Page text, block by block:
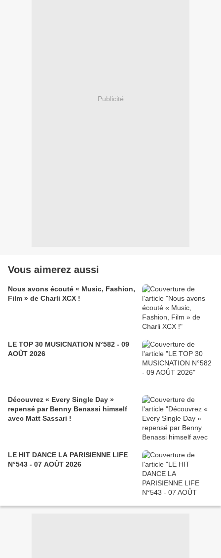
Publicité
Vous aimerez aussi
Nous avons écouté « Music, Fashion,
Film » de Charli XCX !
LE TOP 30 MUSICNATION N°582 - 09
AOÛT 2026
Découvrez « Every Single Day »
repensé par Benny Benassi himself
avec Matt Sassari !
LE HIT DANCE LA PARISIENNE LIFE
N°543 - 07 AOÛT 2026